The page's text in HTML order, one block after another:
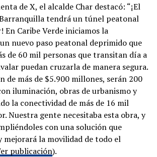
de X, el alcalde Char destacó: “¡El
tendrá un túnel peatonal
En Caribe Verde iniciamos la
nuevo paso peatonal deprimido que
de 60 mil personas que transitan día a
puedan cruzarla de manera segura.
de más de $5.900 millones, serán 200
iluminación, obras de urbanismo y
la conectividad de más de 16 mil
Nuestra gente necesitaba esta obra, y
con una solución que
mejorará la movilidad de todo el
publicación).